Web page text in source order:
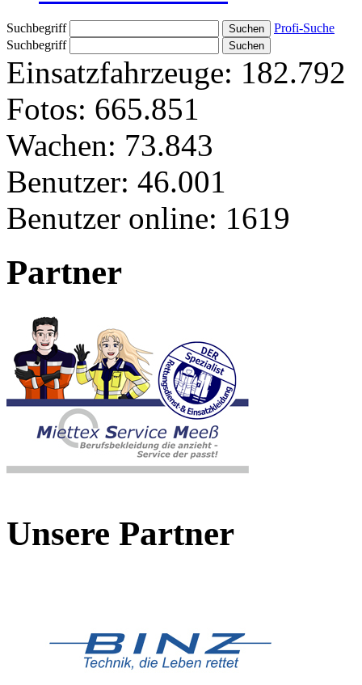
Suchbegriff
Profi-Suche
Suchbegriff
Einsatzfahrzeuge: 182.792
Fotos: 665.851
Wachen: 73.843
Benutzer: 46.001
Benutzer online: 1619
Partner
Unsere Partner